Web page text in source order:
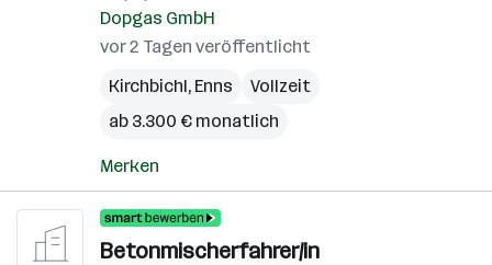
Dopgas GmbH
vor 2 Tagen veröffentlicht
Kirchbichl, Enns
Vollzeit
ab 3.300 € monatlich
Merken
Betonmischerfahrer/in